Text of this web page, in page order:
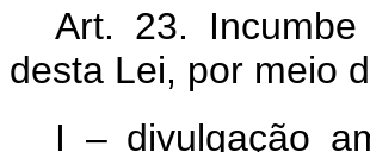
Art. 23.
desta Lei, por meio
I – divulgação